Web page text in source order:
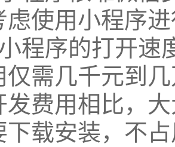
虑使用小程序
程序的打开速
仅需几千元到
发费用相比，
下载安装，不